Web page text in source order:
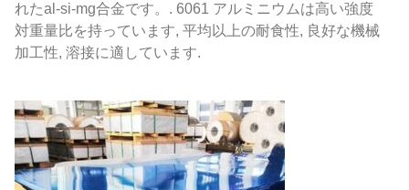
れたal-si-mg合金です。. 6061 アルミニウムは高い強度
対重量比を持っています, 平均以上の耐食性, 良好な機械
加工性, 溶接に適しています.